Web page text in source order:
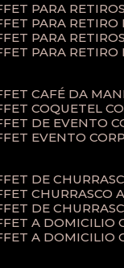
PARA
PARA
PARA
PARA
CAFÉ DA
COQUETEL
DE EVENTO
EVENTO
DE
DE
A DOMICILIO
A DOMICILIO